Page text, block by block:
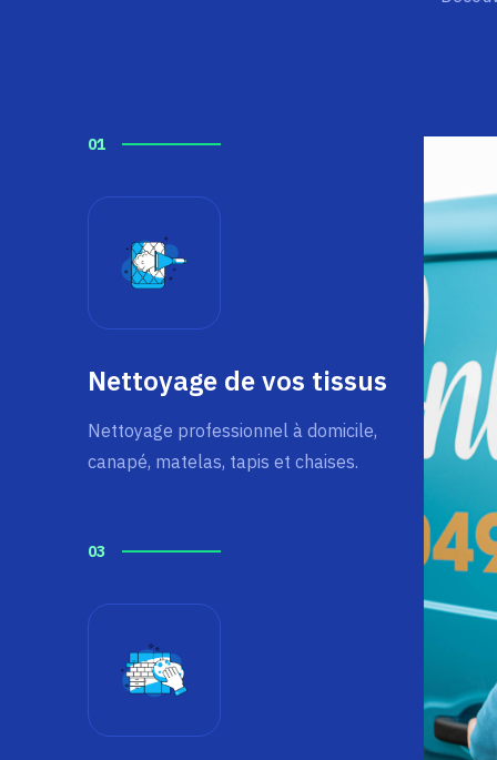
01
Nettoyage de vos tissus
Nettoyage professionnel à domicile,
canapé, matelas, tapis et chaises.
03